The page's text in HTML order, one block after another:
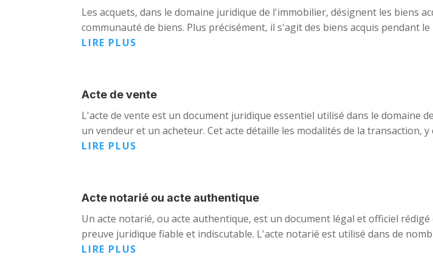
Les acquets, dans le domaine juridique de l'immobilier, désignent les biens
communauté de biens. Plus précisément, il s'agit des biens acquis pendant
LIRE PLUS
Acte de vente
L'acte de vente est un document juridique essentiel utilisé dans le
un vendeur et un acheteur. Cet acte détaille les modalités de la transaction, y
LIRE PLUS
Acte notarié ou acte authentique
Un acte notarié, ou acte authentique, est un document légal et officiel
preuve juridique fiable et indiscutable. L'acte notarié est utilisé dans de
LIRE PLUS